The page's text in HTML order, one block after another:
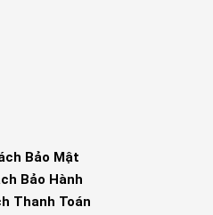
Bảo Mật
Bảo Hành
Thanh Toán